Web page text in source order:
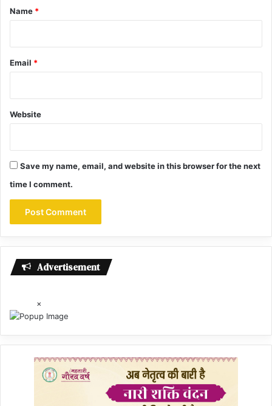
*
Name *
Email *
Website
Save my name, email, and website in this browser for the next
time I comment.
Advertisement
×